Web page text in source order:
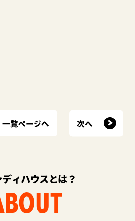
一覧ページへ 次へ
ィハウスとは？